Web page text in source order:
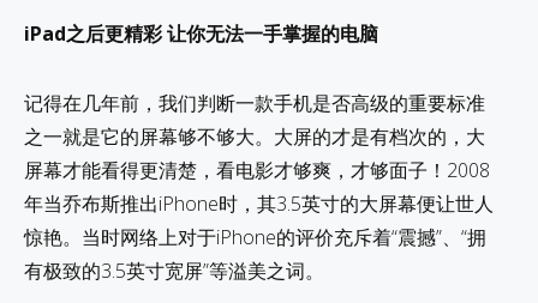
iPad之后更精彩 让你无法一手掌握的电脑
记得在几年前，我们判断一款手机是否高级的重要标准
之一就是它的屏幕够不够大。大屏的才是有档次的，大
屏幕才能看得更清楚，看电影才够爽，才够面子！2008
年当乔布斯推出iPhone时，其3.5英寸的大屏幕便让世人
惊艳。当时网络上对于iPhone的评价充斥着“震撼”、“拥
有极致的3.5英寸宽屏”等溢美之词。